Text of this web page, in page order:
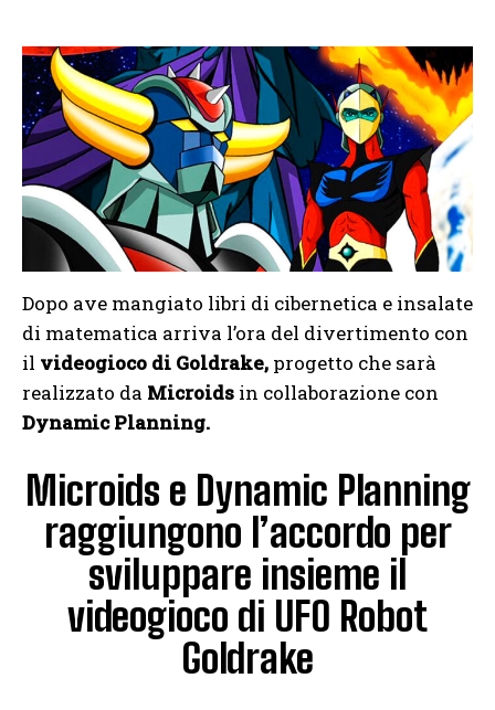
Dopo ave mangiato libri di cibernetica e insalate
di matematica arriva l’ora del divertimento con
il videogioco di Goldrake, progetto che sarà
realizzato da Microids in collaborazione con
Dynamic Planning.
Microids e Dynamic Planning
raggiungono l’accordo per
sviluppare insieme il
videogioco di UFO Robot
Goldrake